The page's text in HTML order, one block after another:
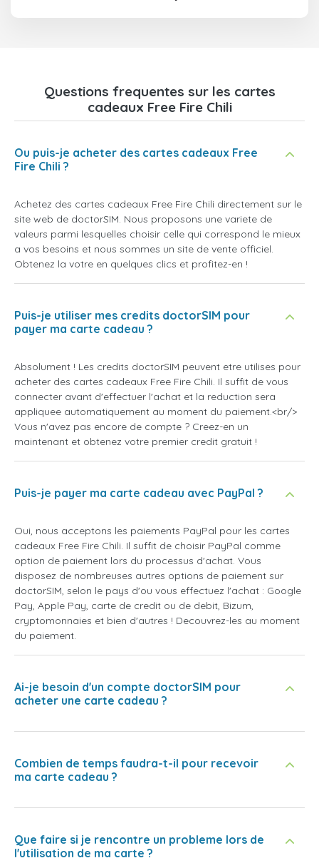
Questions frequentes sur les cartes
cadeaux Free Fire Chili
Ou puis-je acheter des cartes cadeaux Free
Fire Chili ?
Achetez des cartes cadeaux Free Fire Chili directement sur le
site web de doctorSIM. Nous proposons une variete de
valeurs parmi lesquelles choisir celle qui correspond le mieux
a vos besoins et nous sommes un site de vente officiel.
Obtenez la votre en quelques clics et profitez-en !
Puis-je utiliser mes credits doctorSIM pour
payer ma carte cadeau ?
Absolument ! Les credits doctorSIM peuvent etre utilises pour
acheter des cartes cadeaux Free Fire Chili. Il suffit de vous
connecter avant d'effectuer l'achat et la reduction sera
appliquee automatiquement au moment du paiement.<br/>
Vous n'avez pas encore de compte ? Creez-en un
maintenant et obtenez votre premier credit gratuit !
Puis-je payer ma carte cadeau avec PayPal ?
Oui, nous acceptons les paiements PayPal pour les cartes
cadeaux Free Fire Chili. Il suffit de choisir PayPal comme
option de paiement lors du processus d'achat. Vous
disposez de nombreuses autres options de paiement sur
doctorSIM, selon le pays d'ou vous effectuez l'achat : Google
Pay, Apple Pay, carte de credit ou de debit, Bizum,
cryptomonnaies et bien d'autres ! Decouvrez-les au moment
du paiement.
Ai-je besoin d'un compte doctorSIM pour
acheter une carte cadeau ?
Combien de temps faudra-t-il pour recevoir
ma carte cadeau ?
Que faire si je rencontre un probleme lors de
l'utilisation de ma carte ?